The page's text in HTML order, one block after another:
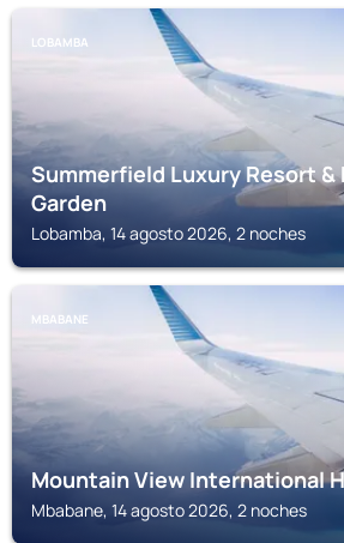
LOBAMBA
Summerfield Luxury Resort &
Garden
Lobamba, 14 agosto 2026, 2 noches
MBABANE
Mountain View International
Mbabane, 14 agosto 2026, 2 noches